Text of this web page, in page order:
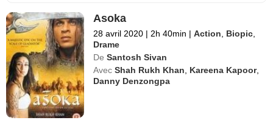
Asoka
28 avril 2020 | 2h 40min | Action Biopic
Drame
De Santosh Sivan
Avec Shah Rukh Khan Kareena Kapoor,
Danny Denzongpa